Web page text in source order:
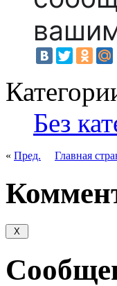
Без
« Пред. Главная